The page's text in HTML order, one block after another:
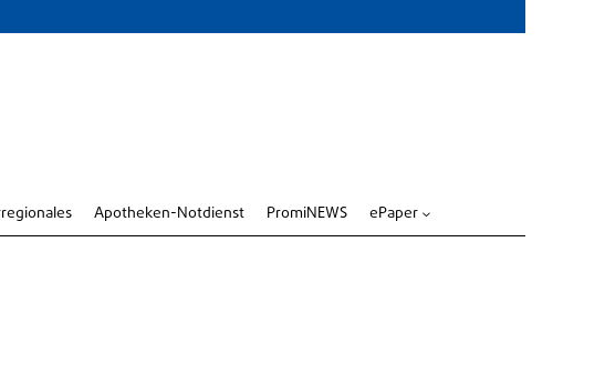
Apotheken-Notdienst PromiNEWS ePaper 3